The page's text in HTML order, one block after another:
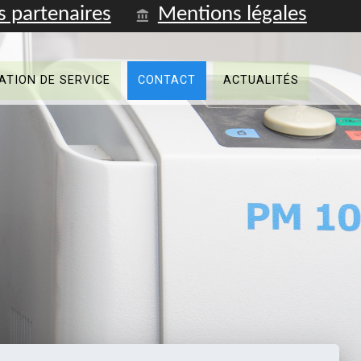
partenaires Mentions légales
DE SERVICE CONTACT ACTUALITÉS